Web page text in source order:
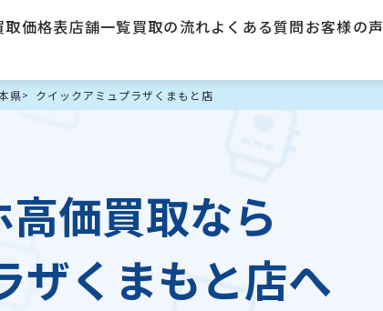
取価格表店舗一覧買取の流れよくある質問お客様の声
県 クイックアミュプラザくまもと店
価買取なら
ザくまもと店へ